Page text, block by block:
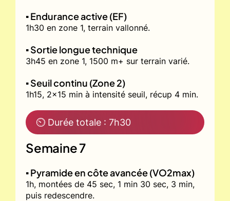
▪️ Endurance active (EF)
1h30 en zone 1, terrain vallonné.
▪️ Sortie longue technique
3h45 en zone 1, 1500 m+ sur terrain varié.
▪️ Seuil continu (Zone 2)
1h15, 2x15 min à intensité seuil, récup 4 min.
⏲ Durée totale : 7h30
Semaine 7
▪️ Pyramide en côte avancée (VO2max)
1h, montées de 45 sec, 1 min 30 sec, 3 min,
puis redescendre.